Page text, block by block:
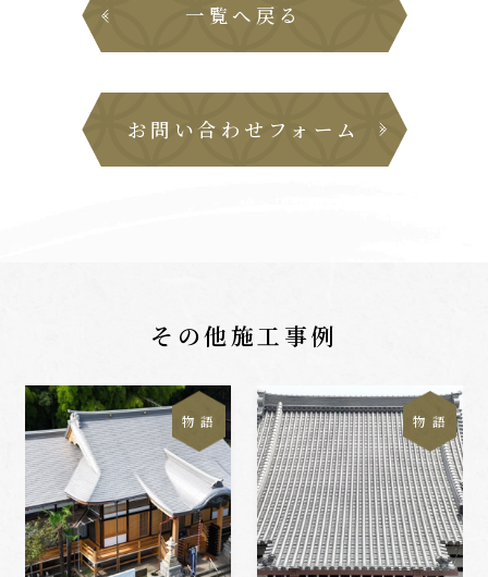
一覧へ戻る
お問い合わせフォーム
その他施工事例
物 語 物 語